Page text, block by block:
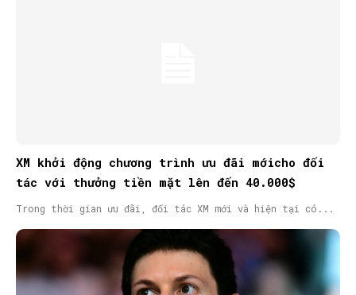
XM khởi động chương trình ưu đãi mớicho đối
tác với thưởng tiền mặt lên đến 40.000$
Trong thời gian ưu đãi, đối tác XM mới và hiện tại có...